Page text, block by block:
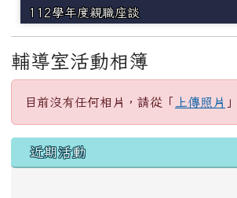
112學年度親職座談
輔導室活動相簿
目前沒有任何相片，請從「 上傳照片
左邊區域內容
近期活動